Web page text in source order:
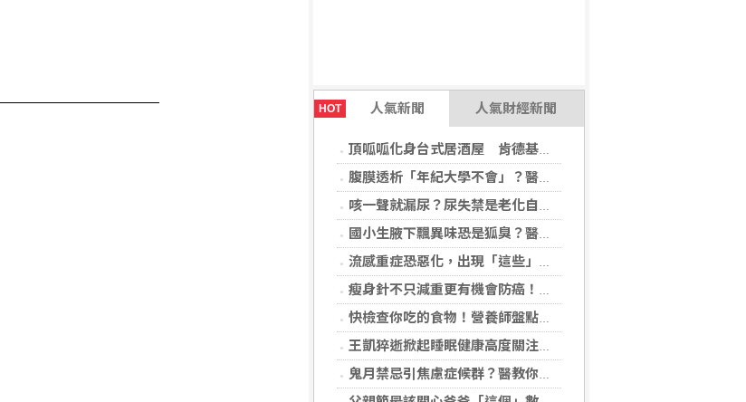
HOT 人氣新聞 人氣財經新聞
頂呱呱化身台式居酒屋 肯德基聯名EVA攻漫迷
腹膜透析「年紀大學不會」？醫：年齡並非限制 評估還要看3面向
咳一聲就漏尿？尿失禁是老化自然現象？醫揭：不同尿失禁的治療方式
國小生腋下飄異味恐是狐臭？醫：若伴青春期徵象應評估性早熟
流感重症恐惡化，出現「這些」症狀別再等！醫籲：別因非流感季就掉以輕心
瘦身針不只減重更有機會防癌！無糖尿病肥胖者使用GLP-1藥物 罹癌風險顯著下降
快檢查你吃的食物！營養師盤點「5大反式脂肪來源」跟你想的不同
王凱猝逝掀起睡眠健康高度關注！醫籲：最危險的不是熬夜，而是「這個」錯覺
鬼月禁忌引焦慮症候群？醫教你破除強迫症狀與焦慮迷思